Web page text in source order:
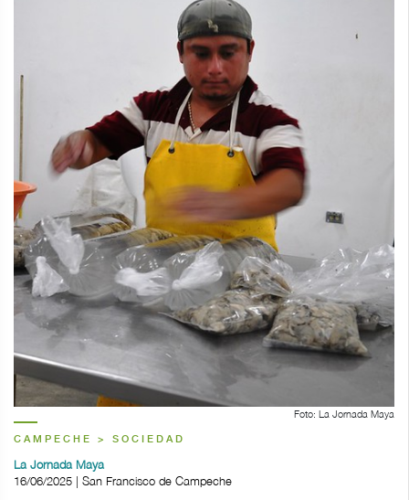
Foto: La Jornada Maya
CAMPECHE > SOCIEDAD
La Jornada Maya
16/06/2025 | San Francisco de Campeche